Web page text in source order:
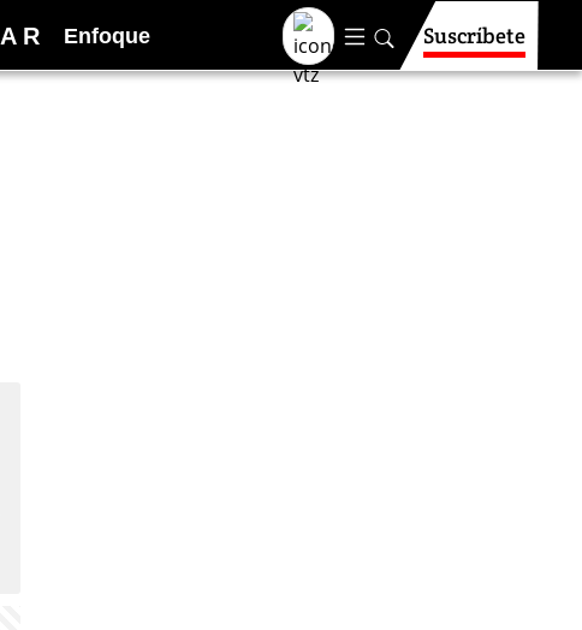
A R Enfoque Suscríbete